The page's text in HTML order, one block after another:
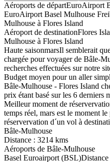
Aéroports de départEuroAirport
EuroAirport Basel Mulhouse
Mulhouse à Flores Island
Aéroport de destinationFlores
Mulhouse à Flores Island
Haute saisonmarsIl semblerait
chargée pour voyager de Bâle-
recherches effectuées sur notre
Budget moyen pour un aller
Bâle-Mulhouse - Flores Island
prix étant basé sur les 6 derniers
Meilleur moment de
temps réel, mars est le moment
réservervation d´un vol à
Bâle-Mulhouse
Distance : 3214 kms
Aéroports de Bâle-Mulhouse
Basel Euroairport (BSL)